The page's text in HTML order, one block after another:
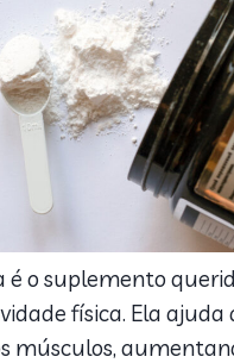
é o suplemento
física. Ela
músculos,